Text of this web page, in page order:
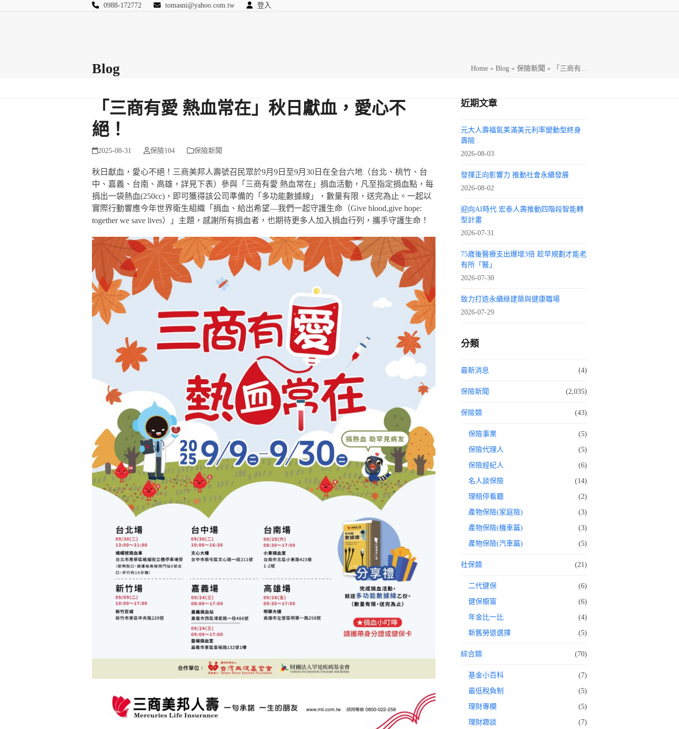
0988-172772 tomasni@yahoo.com.tw 登入
Blog Home » Blog » 保險新聞 » 「三商有...
「三商有愛 熱血常在」秋日獻血，愛心不
絕！
2025-08-31 保險104 保險新聞
秋日獻血，愛心不絕！三商美邦人壽號召民眾於9月9日至9月30日在全台六地（台北、桃竹、台
中、嘉義、台南、高雄，詳見下表）參與「三商有愛 熱血常在」捐血活動，凡至指定捐血點，每
捐出一袋熱血(250cc)，即可獲得該公司準備的「多功能數據線」，數量有限，送完為止。一起以
實際行動響應今年世界衛生組織「捐血、給出希望—我們一起守護生命（Give blood,give hope:
together we save lives）」主題，感謝所有捐血者，也期待更多人加入捐血行列，攜手守護生命！
近期文章
元大人壽福氣美滿美元利率變動型終身
壽險
2026-08-03
發揮正向影響力 推動社會永續發展
2026-08-02
迎向AI時代 宏泰人壽推動四階段智能轉
型計畫
2026-07-31
75歲後醫療支出爆增3倍 趁早規劃才能老
有所「醫」
2026-07-30
致力打造永續綠建築與健康職場
2026-07-29
分類
最新消息 (4)
保險新聞 (2,035)
保險類 (43)
保險事業 (5)
保險代理人 (5)
保險經紀人 (6)
名人談保險 (14)
理賠停看聽 (2)
產物保險(家庭險) (3)
產物保險(機車篇) (3)
產物保險(汽車篇) (5)
社保類 (21)
二代健保 (6)
健保櫥窗 (6)
年金比一比 (4)
新舊勞退選擇 (5)
綜合類 (70)
基金小百科 (7)
最低稅負制 (5)
理財專欄 (5)
理財趣談 (7)